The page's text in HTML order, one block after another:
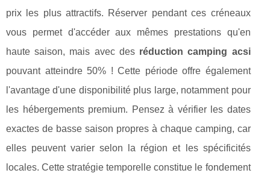
prix les plus attractifs. Réserver pendant ces créneaux
vous permet d'accéder aux mêmes prestations qu'en
haute saison, mais avec des réduction camping acsi
pouvant atteindre 50% ! Cette période offre également
l'avantage d'une disponibilité plus large, notamment pour
les hébergements premium. Pensez à vérifier les dates
exactes de basse saison propres à chaque camping, car
elles peuvent varier selon la région et les spécificités
locales. Cette stratégie temporelle constitue le fondement